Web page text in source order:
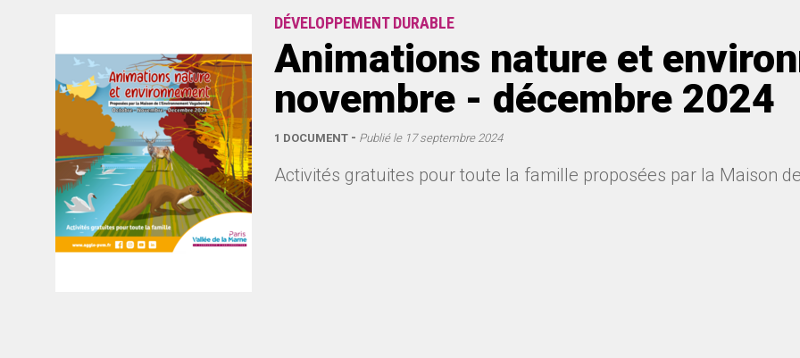
DÉVELOPPEMENT DURABLE
Animations nature et
novembre - décembre 2024
1 DOCUMENT Publié le17 septembre 2024
Activités gratuites pour toute la famille proposées par la Maison